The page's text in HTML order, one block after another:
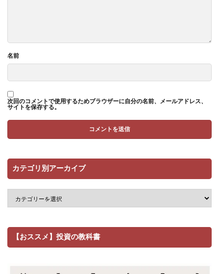
名前
次回のコメントで使用するためブラウザーに自分の名前、メールアドレス、
サイトを保存する。
カテゴリ別アーカイブ
【おススメ】投資の教科書